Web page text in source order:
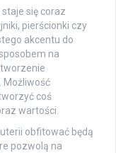
staje się coraz
pierścionki czy
akcentu do
na
Możliwość
coś
wartości.
obfitować będą
pozwolą na